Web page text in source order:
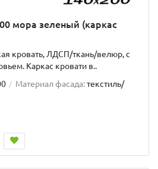
мора зеленый (каркас
кровать, ЛДСП/ткань/велюр, с
Каркас кровати в..
Материал фасада:текстиль/